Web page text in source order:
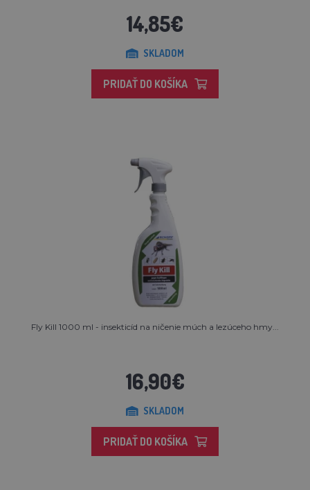
14,85€
SKLADOM
PRIDAŤ DO KOŠÍKA
Fly Kill 1000 ml - insekticíd na ničenie múch a lezúceho hmy...
16,90€
SKLADOM
PRIDAŤ DO KOŠÍKA